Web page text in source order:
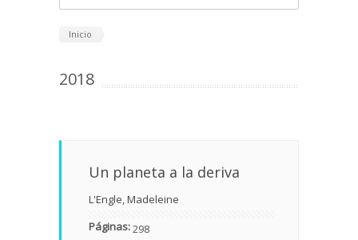
Inicio
2018
Un planeta a la deriva
L'Engle, Madeleine
Páginas:298